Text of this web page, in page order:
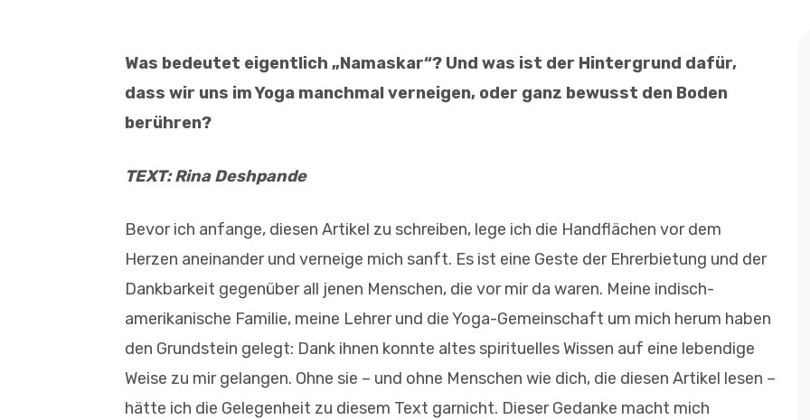
Was bedeutet eigentlich „Namaskar“? Und was ist der Hintergrund dafür,
dass wir uns im Yoga manchmal verneigen, oder ganz bewusst den Boden
berühren?
TEXT: Rina Deshpande
Bevor ich anfange, diesen Artikel zu schreiben, lege ich die Handflächen vor dem
Herzen aneinander und verneige mich sanft. Es ist eine Geste der Ehrerbietung und der
Dankbarkeit gegenüber all jenen Menschen, die vor mir da waren. Meine indisch-
amerikanische Familie, meine Lehrer und die Yoga-Gemeinschaft um mich herum haben
den Grundstein gelegt: Dank ihnen konnte altes spirituelles Wissen auf eine lebendige
Weise zu mir gelangen. Ohne sie – und ohne Menschen wie dich, die diesen Artikel lesen –
hätte ich die Gelegenheit zu diesem Text garnicht. Dieser Gedanke macht mich